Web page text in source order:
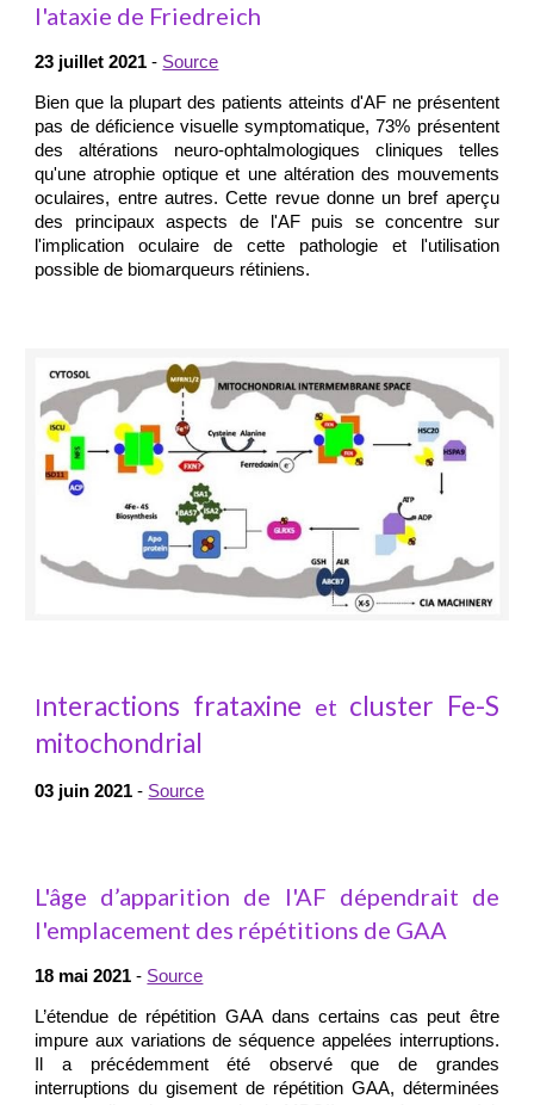
l'ataxie de Friedreich
23 juillet 2021 - Source
Bien que la plupart des patients atteints d'AF ne présentent
pas de déficience visuelle symptomatique, 73% présentent
des altérations neuro-ophtalmologiques cliniques telles
qu'une atrophie optique et une altération des mouvements
oculaires, entre autres. Cette revue donne un bref aperçu
des principaux aspects de l'AF puis se concentre sur
l'implication oculaire de cette pathologie et l'utilisation
possible de biomarqueurs rétiniens.
Interactions frataxine et cluster Fe-S
mitochondrial
03 juin 2021 - Source
L'âge d’apparition de l'AF dépendrait de
l'emplacement des répétitions de GAA
18 mai 2021 - Source
L’étendue de répétition GAA dans certains cas peut être
impure aux variations de séquence appelées interruptions.
Il a précédemment été observé que de grandes
interruptions du gisement de répétition GAA, déterminées